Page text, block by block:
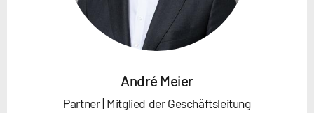
André Meier
Partner | Mitglied der Geschäftsleitung